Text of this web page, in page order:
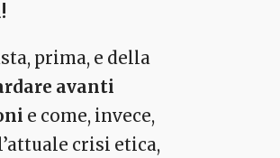
prima, e della
avanti
e come, invece,
crisi etica,